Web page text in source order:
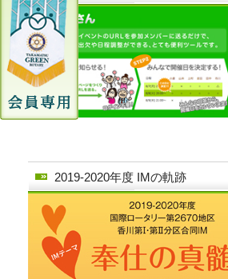
2019-2020年度 IMの軌跡